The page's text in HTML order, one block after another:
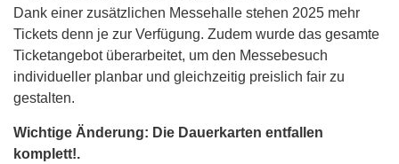
Dank einer zusätzlichen Messehalle stehen 2025 mehr
Tickets denn je zur Verfügung. Zudem wurde das gesamte
Ticketangebot überarbeitet, um den Messebesuch
individueller planbar und gleichzeitig preislich fair zu
gestalten.
Wichtige Änderung: Die Dauerkarten entfallen
komplett!.